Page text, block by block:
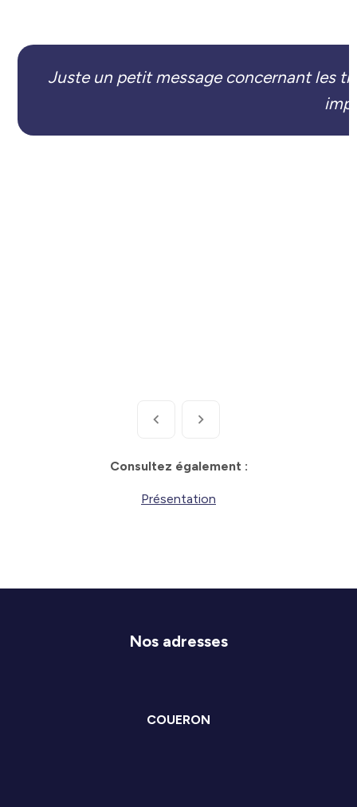
Juste un petit message concernant les
Consultez également :
Présentation
Nos adresses
COUERON